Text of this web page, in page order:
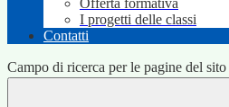
Offerta formativa
I progetti delle classi
Contatti
Campo di ricerca per le pagine del sito